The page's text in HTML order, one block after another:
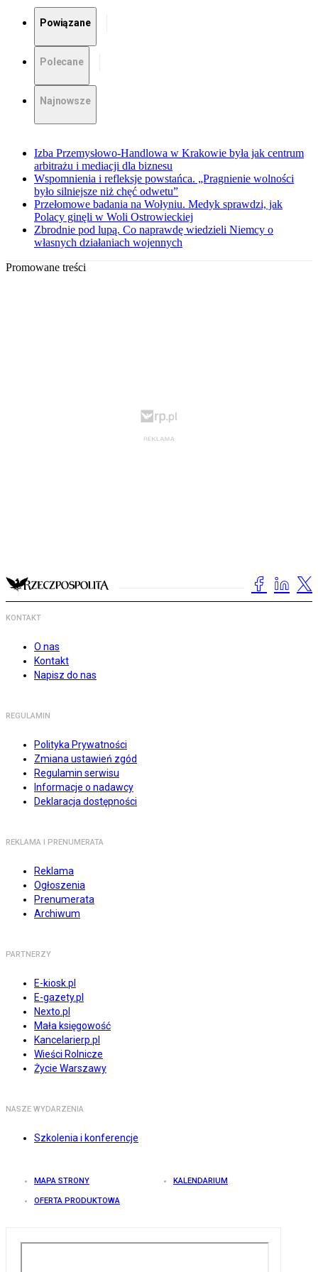
Powiązane
Polecane
Najnowsze
Izba Przemysłowo-Handlowa w Krakowie była jak centrum
arbitrażu i mediacji dla biznesu
Wspomnienia i refleksje powstańca. „Pragnienie wolności
było silniejsze niż chęć odwetu”
Przełomowe badania na Wołyniu. Medyk sprawdzi, jak
Polacy ginęli w Woli Ostrowieckiej
Zbrodnie pod lupą. Co naprawdę wiedzieli Niemcy o
własnych działaniach wojennych
Promowane treści
KONTAKT
O nas
Kontakt
Napisz do nas
REGULAMIN
Polityka Prywatności
Zmiana ustawień zgód
Regulamin serwisu
Informacje o nadawcy
Deklaracja dostępności
REKLAMA I PRENUMERATA
Reklama
Ogłoszenia
Prenumerata
Archiwum
PARTNERZY
E-kiosk.pl
E-gazety.pl
Nexto.pl
Mała księgowość
Kancelarierp.pl
Wieści Rolnicze
Życie Warszawy
NASZE WYDARZENIA
Szkolenia i konferencje
MAPA STRONY KALENDARIUM
OFERTA PRODUKTOWA